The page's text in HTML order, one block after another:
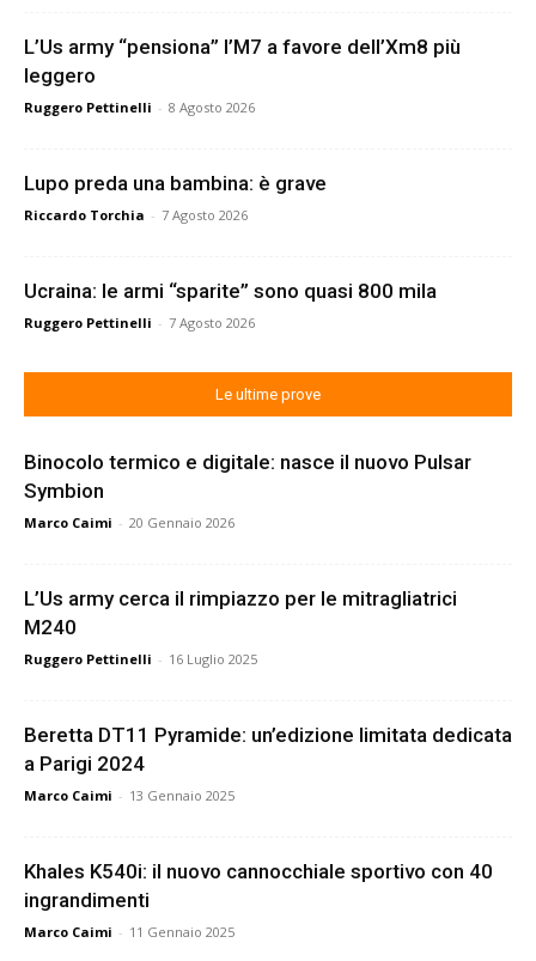
L’Us army “pensiona” l’M7 a favore dell’Xm8 più
leggero
Ruggero Pettinelli - 8 Agosto 2026
Lupo preda una bambina: è grave
Riccardo Torchia - 7 Agosto 2026
Ucraina: le armi “sparite” sono quasi 800 mila
Ruggero Pettinelli - 7 Agosto 2026
Le ultime prove
Binocolo termico e digitale: nasce il nuovo Pulsar
Symbion
Marco Caimi - 20 Gennaio 2026
L’Us army cerca il rimpiazzo per le mitragliatrici
M240
Ruggero Pettinelli - 16 Luglio 2025
Beretta DT11 Pyramide: un’edizione limitata dedicata
a Parigi 2024
Marco Caimi - 13 Gennaio 2025
Khales K540i: il nuovo cannocchiale sportivo con 40
ingrandimenti
Marco Caimi - 11 Gennaio 2025